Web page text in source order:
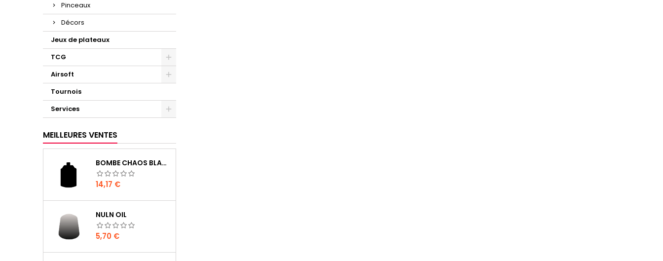
Pinceaux
Décors
Jeux de plateaux
TCG
Airsoft
Tournois
Services
MEILLEURES VENTES
BOMBE CHAOS BLACK
Prix
14,17 €
NULN OIL
Prix
5,70 €